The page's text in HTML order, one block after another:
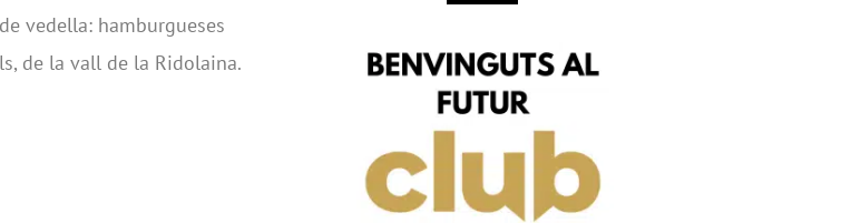
vedella: hamburgueses
de la vall de la Ridolaina.